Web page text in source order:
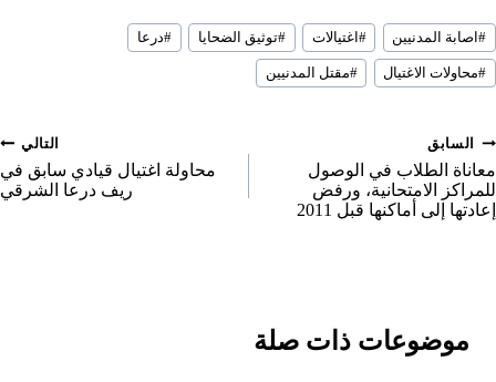
o
n
o
o
n
e
o
n
وسوم
المقال:
#اصابة المدنيين #اغتيالات #توثيق الضحايا #درعا
#محاولات الاغتيال #مقتل المدنيين
تصفّح
المقالات
السابق
معاناة الطلاب في الوصول
للمراكز الامتحانية، ورفض
إعادتها إلى أماكنها قبل 2011
التالي
محاولة اغتيال قيادي سابق في
ريف درعا الشرقي
موضوعات ذات صلة